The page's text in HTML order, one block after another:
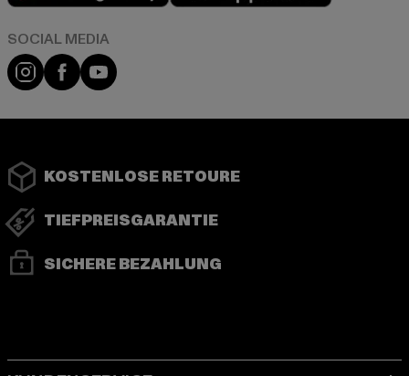
Instagram
FacebookYouTube
KOSTENLOSE RETOURE
TIEFPREISGARANTIE
SICHERE BEZAHLUNG